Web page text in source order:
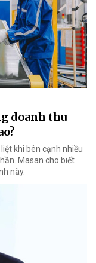
doanh thu
khi bên cạnh nhiều
Masan cho biết
này.